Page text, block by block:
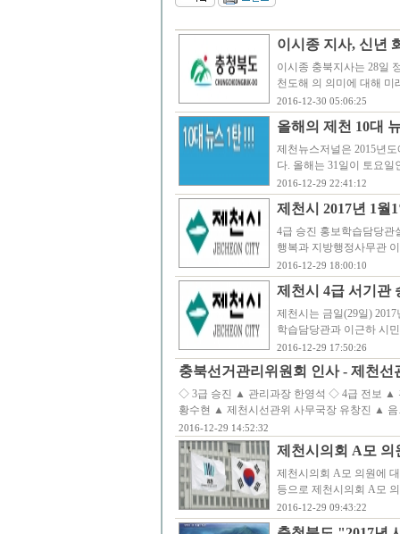
이시종 지사, 신년
이시종 충북지사는 28일
천도해 의 의미에 대해
2016-12-30 05:06:25
올해의 제천 10대
제천뉴스저널은 2015년
다. 올해는 31일이 토요
2016-12-29 22:41:12
제천시 2017년 1월
4급 승진 홍보학습담당
행복과 지방행정사무관
2016-12-29 18:00:10
제천시 4급 서기관
제천시는 금일(29일)
학습담당관과 이근하 시
2016-12-29 17:50:26
충북선거관리위원회 인사 - 제천
◇ 3급 승진 ▲ 관리과장 한영석 ◇ 4급 전보 ▲
황수현 ▲ 제천시선관위 사무국장 유창진 ▲
2016-12-29 14:52:32
제천시의회 A모 의
제천시의회 A모 의원에
등으로 제천시의회 A모
2016-12-29 09:43:22